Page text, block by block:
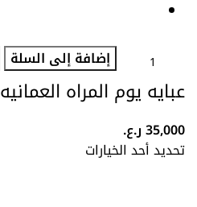
إضافة إلى السلة
عبايه يوم المراه العمانيه
35,000ر.ع.
تحديد أحد الخيارات